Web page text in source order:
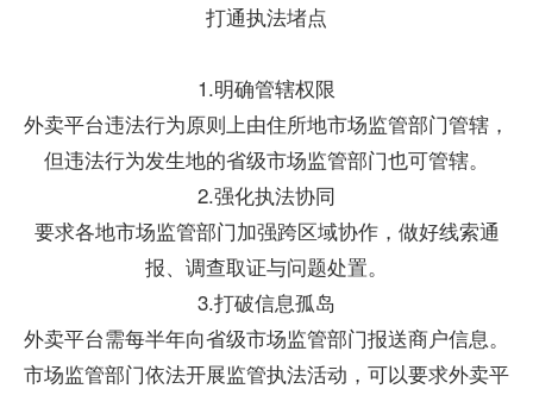
打通执法堵点
1.明确管辖权限
外卖平台违法行为原则上由住所地市场监管部门管辖，
但违法行为发生地的省级市场监管部门也可管辖。
2.强化执法协同
要求各地市场监管部门加强跨区域协作，做好线索通
报、调查取证与问题处置。
3.打破信息孤岛
外卖平台需每半年向省级市场监管部门报送商户信息。
市场监管部门依法开展监管执法活动，可以要求外卖平